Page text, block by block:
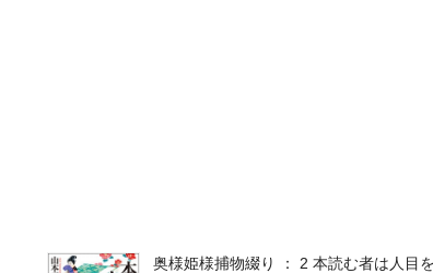
奥様姫様捕物綴り ： 2 本読む者は人目